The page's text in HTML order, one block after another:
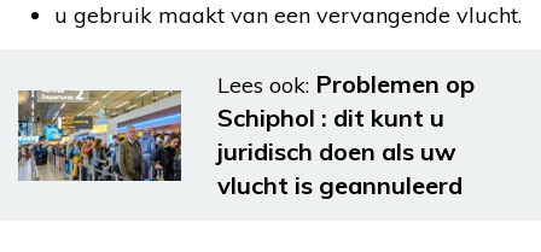
u gebruik maakt van een vervangende vlucht.
Lees ook: Problemen op
Schiphol : dit kunt u
juridisch doen als uw
vlucht is geannuleerd